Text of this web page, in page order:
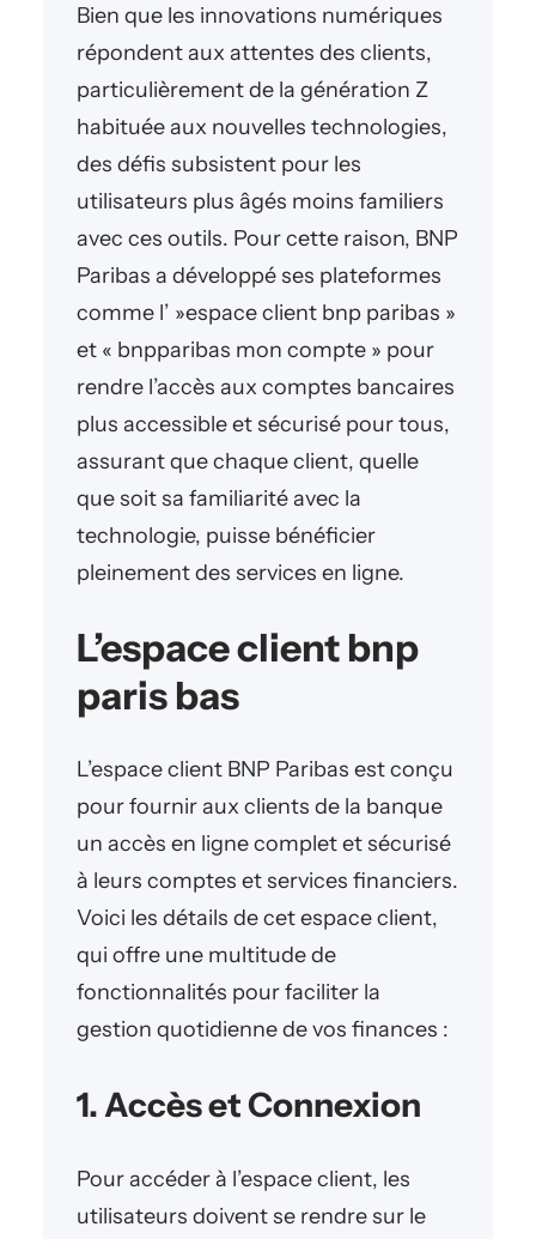
Bien que les innovations numériques
répondent aux attentes des clients,
particulièrement de la génération Z
habituée aux nouvelles technologies,
des défis subsistent pour les
utilisateurs plus âgés moins familiers
avec ces outils. Pour cette raison, BNP
Paribas a développé ses plateformes
comme l’ »espace client bnp paribas »
et « bnpparibas mon compte » pour
rendre l’accès aux comptes bancaires
plus accessible et sécurisé pour tous,
assurant que chaque client, quelle
que soit sa familiarité avec la
technologie, puisse bénéficier
pleinement des services en ligne.
L’espace client bnp
paris bas
L’espace client BNP Paribas est conçu
pour fournir aux clients de la banque
un accès en ligne complet et sécurisé
à leurs comptes et services financiers.
Voici les détails de cet espace client,
qui offre une multitude de
fonctionnalités pour faciliter la
gestion quotidienne de vos finances :
1. Accès et Connexion
Pour accéder à l’espace client, les
utilisateurs doivent se rendre sur le